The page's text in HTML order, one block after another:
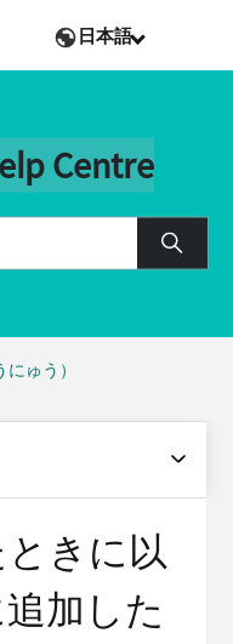
日本語
Centre
ゅう）
きに以
加した